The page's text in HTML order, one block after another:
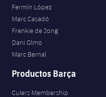
Fermín López
Marc Casadó
Frenkie de Jong
Dani Olmo
Marc Bernal
Productos Barça
Culers Membership